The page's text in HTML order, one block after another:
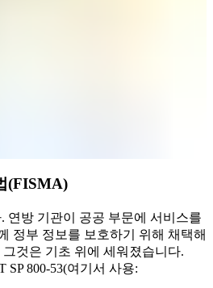
(FISMA)
연방 기관이 공공 부문에 서비스를
정부 정보를 보호하기 위해 채택해
것은 기초 위에 세워졌습니다.
SP 800-53(여기서 사용: